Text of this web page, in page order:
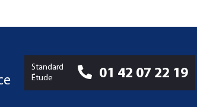
Standard
Étude
01 42 07 22 19